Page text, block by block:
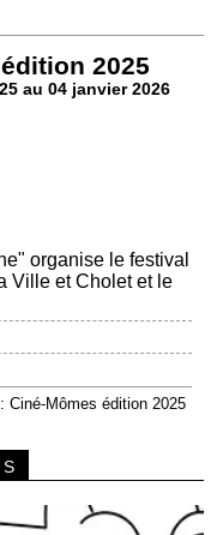
2025
au 04 janvier 2026
organise le festival
Ville et Cholet et le
Ciné-Mômes édition 2025